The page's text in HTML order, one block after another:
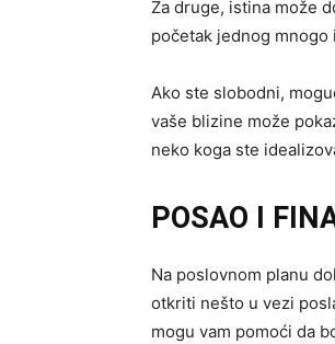
Za druge, istina može
početak jednog
Ako ste slobodni,
vaše blizine može
neko koga ste
POSAO I
Na poslovnom planu
otkriti nešto u vezi
mogu vam pomoći da